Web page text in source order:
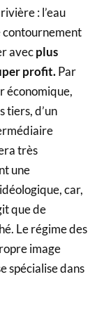
: l’eau
contournement
avecplus
profit.Par
économique,
tiers, d’un
très
une
car,
que de
Le régime des
image
spécialise dans